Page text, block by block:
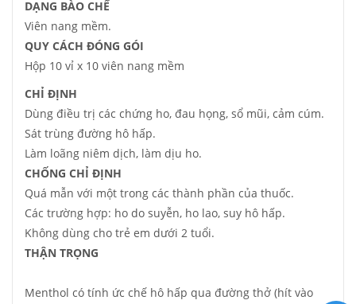
DẠNG BÀO CHẾ
Viên nang mềm.
QUY CÁCH ĐÓNG GÓI
Hộp 10 vỉ x 10 viên nang mềm
CHỈ ĐỊNH
Dùng điều trị các chứng ho, đau họng, sổ mũi, cảm cúm.
Sát trùng đường hô hấp.
Làm loãng niêm dịch, làm dịu ho.
CHỐNG CHỈ ĐỊNH
Quá mẫn với một trong các thành phần của thuốc.
Các trường hợp: ho do suyễn, ho lao, suy hô hấp.
Không dùng cho trẻ em dưới 2 tuổi.
THẬN TRỌNG
Menthol có tính ức chế hô hấp qua đường thở (hít vào